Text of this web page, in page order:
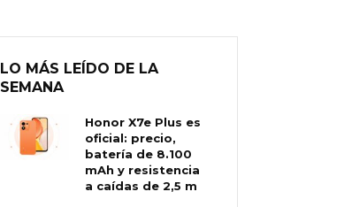
LO MÁS LEÍDO DE LA
SEMANA
Honor X7e Plus es
oficial: precio,
batería de 8.100
mAh y resistencia
a caídas de 2,5 m